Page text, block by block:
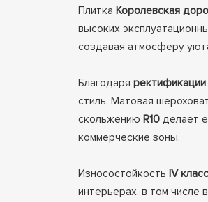
Плитка Королевская
высоких
создавая атмосферу
Благодаря ректификации
стиль. Матовая
скольжению R10делает
коммерческие зоны.
Износостойкость IV
интерьерах, в том числе